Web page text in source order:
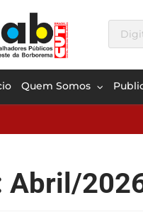
Quem Somos
Abril/